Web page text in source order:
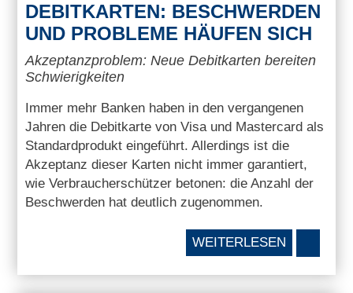
DEBITKARTEN: BESCHWERDEN
UND PROBLEME HÄUFEN SICH
Akzeptanzproblem: Neue Debitkarten bereiten
Schwierigkeiten
Immer mehr Banken haben in den vergangenen
Jahren die Debitkarte von Visa und Mastercard als
Standardprodukt eingeführt. Allerdings ist die
Akzeptanz dieser Karten nicht immer garantiert,
wie Verbraucherschützer betonen: die Anzahl der
Beschwerden hat deutlich zugenommen.
WEITERLESEN